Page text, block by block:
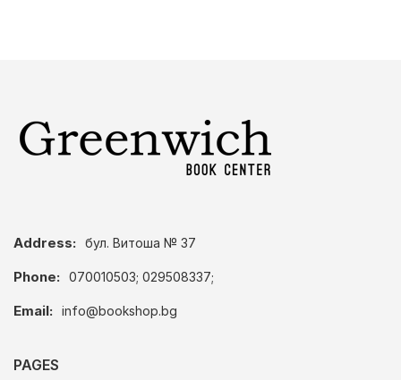
Address: бул. Витоша № 37
Phone: 070010503; 029508337;
Email: info@bookshop.bg
PAGES